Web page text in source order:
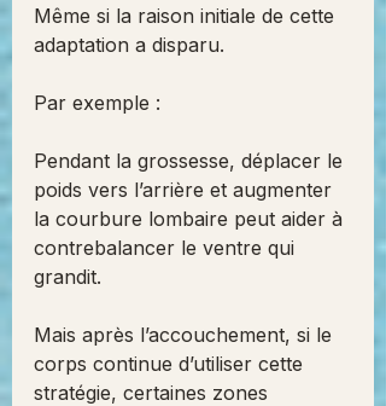
Même si la raison initiale de cette
adaptation a disparu.
Par exemple :
Pendant la grossesse, déplacer le
poids vers l’arrière et augmenter
la courbure lombaire peut aider à
contrebalancer le ventre qui
grandit.
Mais après l’accouchement, si le
corps continue d’utiliser cette
stratégie, certaines zones